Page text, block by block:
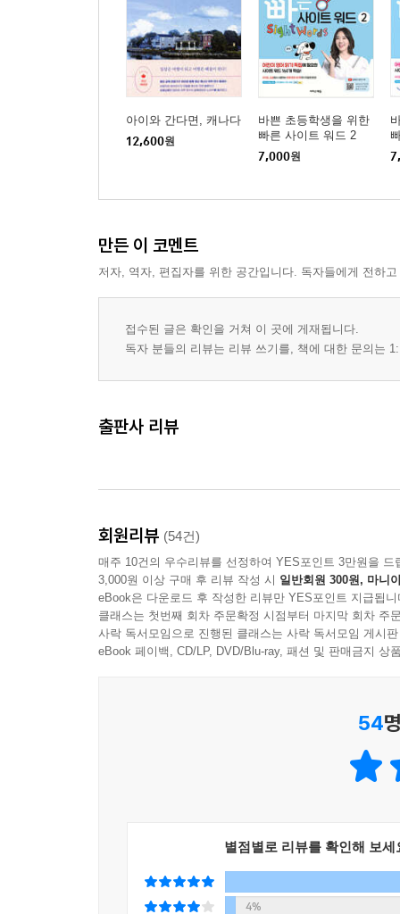
아이와 간다면, 캐나다
12,600원
바쁜 초등학생을 위한
빠른 사이트 워드 2
7,000원
만든 이 코멘트
저자, 역자, 편집자를 위한 공간입니다. 독자들에게 전하
접수된 글은 확인을 거쳐 이 곳에 게재됩니다.
독자 분들의 리뷰는 리뷰 쓰기를, 책에 대한 문의는
출판사 리뷰
회원리뷰 (54건)
매주 10건의 우수리뷰를 선정하여 YES포인트 3만원을 드
3,000원 이상 구매 후 리뷰 작성 시 일반회원 300원, 마니
eBook은 다운로드 후 작성한 리뷰만 YES포인트 지급됩니
클래스는 첫번째 회차 주문확정 시점부터 마지막 회차 주
사락 독서모임으로 진행된 클래스는 사락 독서모임 게시
eBook 페이백, CD/LP, DVD/Blu-ray, 패션 및 판매금지 상
54
별점별로 리뷰를 확인해 보세
4%